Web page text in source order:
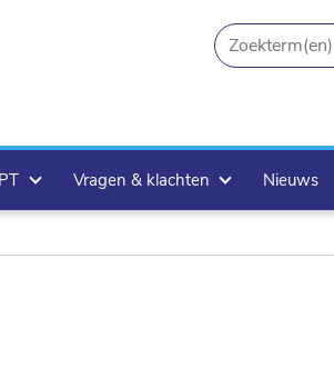
ZOEKEN
Vragen & klachten Nieuws